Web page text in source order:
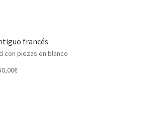
francés
con piezas en blanco
€